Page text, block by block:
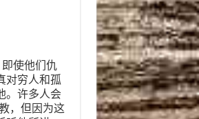
使他们仇
对穷人和孤
。许多人会
，但因为这